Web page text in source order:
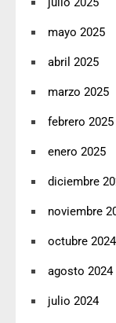
mayo 2025
abril 2025
marzo 2025
febrero 2025
enero 2025
diciembre
noviembre
octubre 2024
agosto 2024
julio 2024